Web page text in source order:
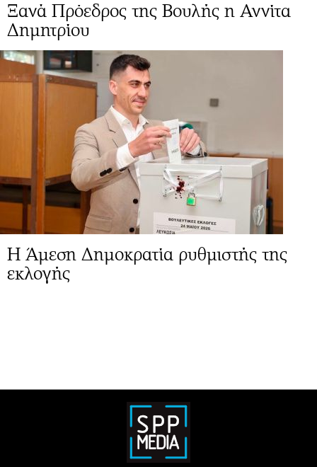
Ξανά Πρόεδρος της Βουλής η Αννίτα
Δημητρίου
Η Άμεση Δημοκρατία ρυθμιστής της
εκλογής